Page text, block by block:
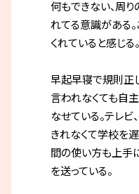
何もできない、周
れてる意識がある
くれていると感じる。
早起早寝で規則正
言われなくても自
なせている。テレ
きれなくて学校を
間の使い方も上手
を送っている。